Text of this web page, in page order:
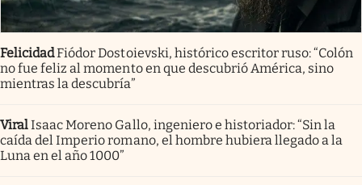
FelicidadFiódor Dostoievski, histórico escritor ruso: “Colón
no fue feliz al momento en que descubrió América, sino
mientras la descubría”
ViralIsaac Moreno Gallo, ingeniero e historiador: “Sin la
caída del Imperio romano, el hombre hubiera llegado a la
Luna en el año 1000”